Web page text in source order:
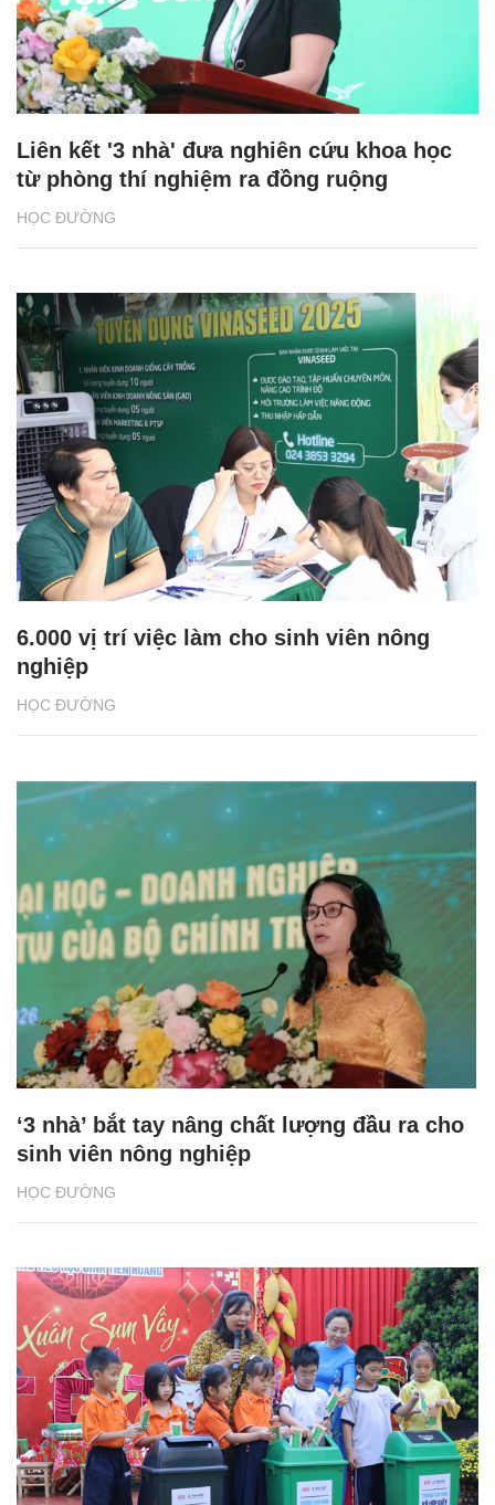
HỌC ĐƯỜNG
Liên kết '3 nhà' đưa nghiên cứu khoa học
từ phòng thí nghiệm ra đồng ruộng
HỌC ĐƯỜNG
6.000 vị trí việc làm cho sinh viên nông
nghiệp
HỌC ĐƯỜNG
‘3 nhà’ bắt tay nâng chất lượng đầu ra cho
sinh viên nông nghiệp